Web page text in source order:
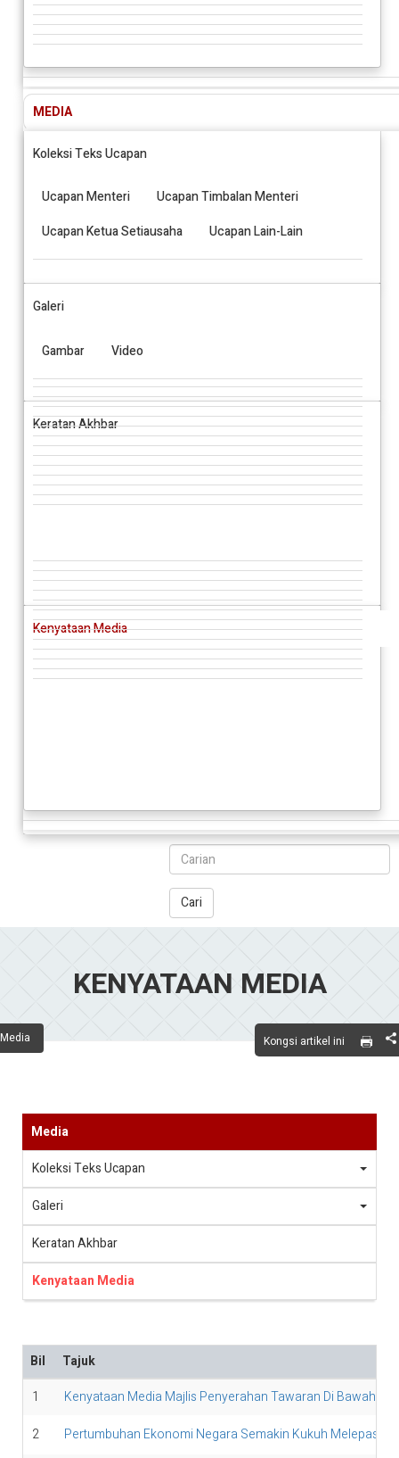
MEDIA
Koleksi Teks Ucapan
Ucapan Menteri
Ucapan Timbalan Menteri
Ucapan Ketua Setiausaha
Ucapan Lain-Lain
Galeri
Gambar Video
Keratan Akhbar
Kenyataan Media
Cari
KENYATAAN MEDIA
Media Kongsi artikel ini
Media
Koleksi Teks Ucapan
Galeri
Keratan Akhbar
Kenyataan Media
Bil
Tajuk
1
Kenyataan Media Majlis Penyerahan Tawaran Di Bawah
2
Pertumbuhan Ekonomi Negara Semakin Kukuh Melepasi